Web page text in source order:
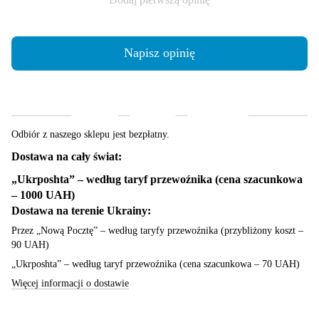
Napisz opinię
Odbiór z naszego sklepu jest bezpłatny.
Dostawa na cały świat:
„Ukrposhta” – według taryf przewoźnika (cena szacunkowa
– 1000 UAH)
Dostawa na terenie Ukrainy:
Przez „Nową Pocztę” – według taryfy przewoźnika (przybliżony koszt –
90 UAH)
„Ukrposhta” – według taryf przewoźnika (cena szacunkowa – 70 UAH)
Więcej informacji o dostawie